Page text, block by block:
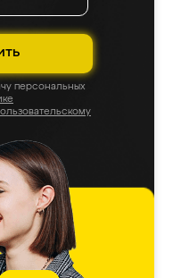
персональных